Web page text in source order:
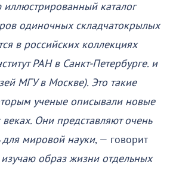
иллюстрированный каталог
одиночных складчатокрылых
в российских коллекциях
РАН в Санкт-Петербурге. и
МГУ в Москве). Это такие
ученые описывали новые
Они представляют очень
мировой науки, — говорит
изучаю образ жизни отдельных